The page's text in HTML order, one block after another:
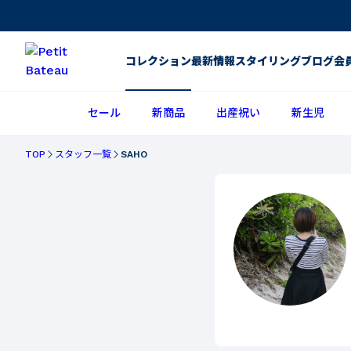
コレクション最新情報スタイリングブログ会
セール 新商品 出産祝い 新生児
TOP スタッフ一覧 SAHO